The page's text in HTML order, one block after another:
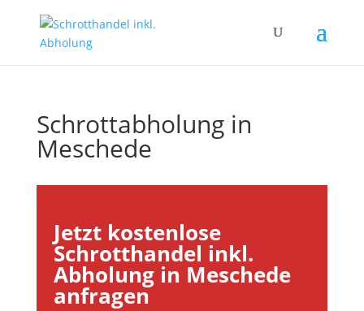
Schrottabholung in
Meschede
Jetzt kostenlose
Schrotthandel inkl.
Abholung in Meschede
anfragen